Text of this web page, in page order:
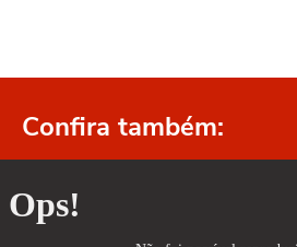
Confira também: